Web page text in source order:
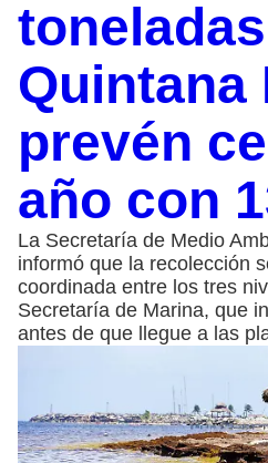
Quintana
prevén
año con
La Secretaría de Medio
informó que la recolección
coordinada entre los tres
Secretaría de Marina, que
antes de que llegue a las